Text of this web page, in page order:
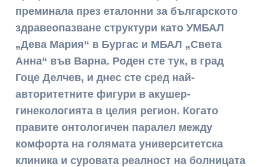
преминала през еталонни за българското
здравеопазване структури като УМБАЛ
„Дева Мария“ в Бургас и МБАЛ „Света
Анна“ във Варна. Роден сте тук, в град
Гоце Делчев, и днес сте сред най-
авторитетните фигури в акушер-
гинекологията в целия регион. Когато
правите онтологичен паралел между
комфорта на голямата университетска
клиника и суровата реалност на болницата